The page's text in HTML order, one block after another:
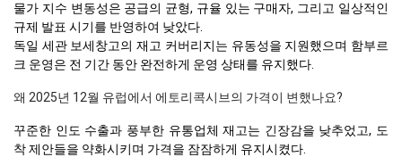
물가 지수 변동성은 공급의 균형, 규율 있는 구매자, 그리고 일상적인
규제 발표 시기를 반영하여 낮았다.
독일 세관 보세창고의 재고 커버리지는 유동성을 지원했으며 함부르
크 운영은 전 기간 동안 완전하게 운영 상태를 유지했다.
왜 2025년 12월 유럽에서 에토리콕시브의 가격이 변했나요?
꾸준한 인도 수출과 풍부한 유통업체 재고는 긴장감을 낮추었고, 도
착 제안들을 약화시키며 가격을 잠잠하게 유지시켰다.